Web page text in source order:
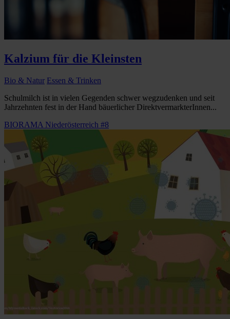
Kalzium für die Kleinsten
Bio & Natur Essen & Trinken
Schulmilch ist in vielen Gegenden schwer wegzudenken und seit
Jahrzehnten fest in der Hand bäuerlicher DirektvermarkterInnen...
BIORAMA Niederösterreich #8